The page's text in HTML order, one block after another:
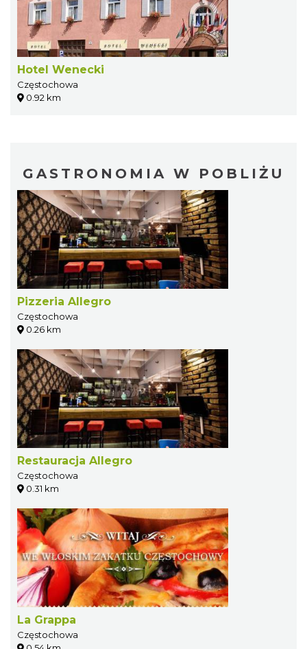
Hotel Wenecki
Częstochowa
0.92 km
GASTRONOMIA W POBLIŻU
Pizzeria Allegro
Częstochowa
0.26 km
Restauracja Allegro
Częstochowa
0.31 km
La Grappa
Częstochowa